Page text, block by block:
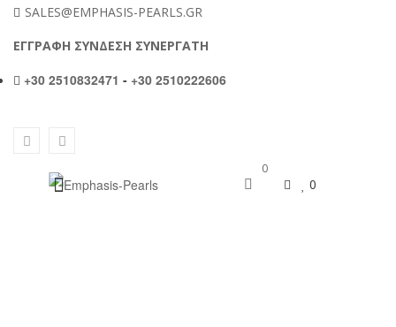
SALES@EMPHASIS-PEARLS.GR
ΕΓΓΡΑΦΗ ΣΥΝΔΕΣΗ ΣΥΝΕΡΓΑΤΗ
+30 2510832471 - +30 2510222606
0
0